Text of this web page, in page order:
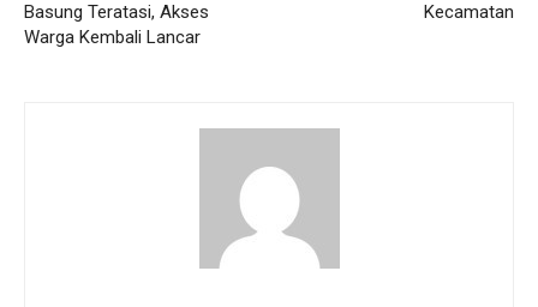
Basung Teratasi, Akses
Warga Kembali Lancar
Kecamatan